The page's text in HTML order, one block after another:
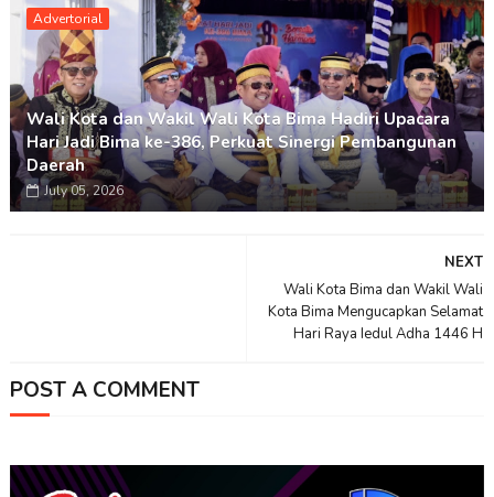
Advertorial
Wali Kota dan Wakil Wali Kota Bima Hadiri Upacara
Hari Jadi Bima ke-386, Perkuat Sinergi Pembangunan
Daerah
July 05, 2026
NEXT
Wali Kota Bima dan Wakil Wali
Kota Bima Mengucapkan Selamat
Hari Raya Iedul Adha 1446 H
POST A COMMENT